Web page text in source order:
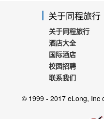
关于同程旅行
关于同程旅行
酒店大全
国际酒店
校园招聘
联系我们
© 1999 - 2017 eLong, Inc